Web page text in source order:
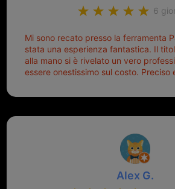
6
Mi sono recato presso la ferramenta
stata una esperienza fantastica. Il
alla mano si è rivelato un vero
essere onestissimo sul costo. Preciso
Alex G.